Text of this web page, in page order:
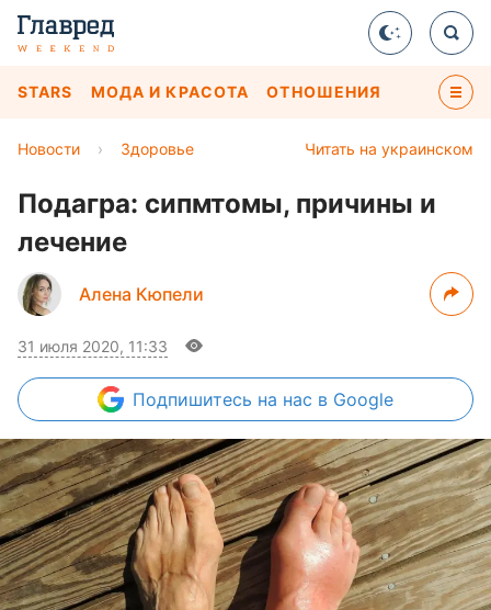
STARS МОДА И КРАСОТА ОТНОШЕНИЯ
Читать на украинском
Новости › Здоровье
Подагра: сипмтомы, причины и
лечение
Алена Кюпели
31 июля 2020, 11:33
Подпишитесь на нас в Google